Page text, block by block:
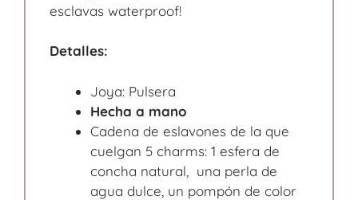
esclavas waterproof!
Detalles:
Joya: Pulsera
Hecha a mano
Cadena de eslavones de la que
cuelgan 5 charms: 1 esfera de
concha natural, una perla de
agua dulce, un pompón de color